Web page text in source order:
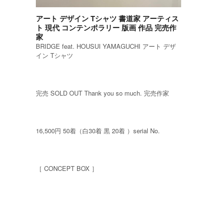
アート デザイン Tシャツ 書道家 アーティス
ト 現代 コンテンポラリー 版画 作品 完売作
家
BRIDGE feat. HOUSUI YAMAGUCHI アート デザ
イン Tシャツ
完売 SOLD OUT Thank you so much. 完売作家
16,500円 50着（白30着 黒 20着 ）serial No.
［ CONCEPT BOX ］